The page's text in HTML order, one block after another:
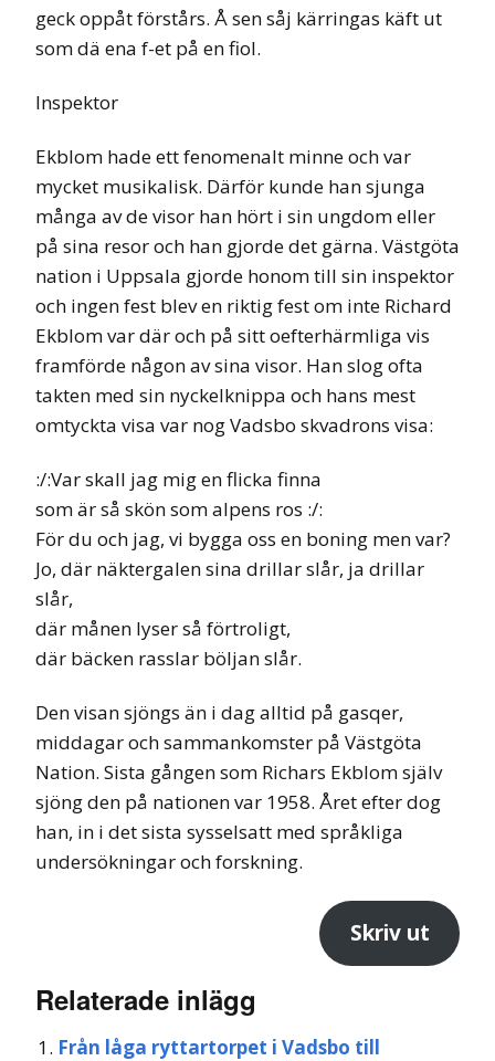
geck oppåt förstårs. Å sen såj kärringas käft ut
som dä ena f-et på en fiol.
Inspektor
Ekblom hade ett fenomenalt minne och var
mycket musikalisk. Därför kunde han sjunga
många av de visor han hört i sin ungdom eller
på sina resor och han gjorde det gärna. Västgöta
nation i Uppsala gjorde honom till sin inspektor
och ingen fest blev en riktig fest om inte Richard
Ekblom var där och på sitt oefterhärmliga vis
framförde någon av sina visor. Han slog ofta
takten med sin nyckelknippa och hans mest
omtyckta visa var nog Vadsbo skvadrons visa:
:/:Var skall jag mig en flicka finna
som är så skön som alpens ros :/:
För du och jag, vi bygga oss en boning men var?
Jo, där näktergalen sina drillar slår, ja drillar
slår,
där månen lyser så förtroligt,
där bäcken rasslar böljan slår.
Den visan sjöngs än i dag alltid på gasqer,
middagar och sammankomster på Västgöta
Nation. Sista gången som Richars Ekblom själv
sjöng den på nationen var 1958. Året efter dog
han, in i det sista sysselsatt med språkliga
undersökningar och forskning.
Skriv ut
Relaterade inlägg
Från låga ryttartorpet i Vadsbo till